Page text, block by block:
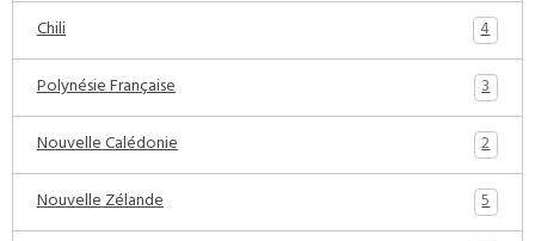
Chili
4
Polynésie Française
3
Nouvelle Calédonie
2
Nouvelle Zélande
5